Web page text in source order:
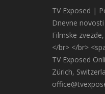
TV Exposed |
Dnevne
Filmske
</br> </br>
TV Exposed
Zürich,